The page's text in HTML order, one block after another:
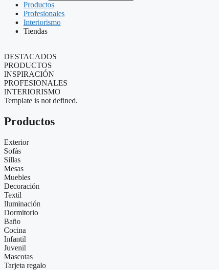
Productos
Profesionales
Interiorismo
Tiendas
DESTACADOS
PRODUCTOS
INSPIRACIÓN
PROFESIONALES
INTERIORISMO
Template is not defined.
Productos
Exterior
Sofás
Sillas
Mesas
Muebles
Decoración
Textil
Iluminación
Dormitorio
Baño
Cocina
Infantil
Juvenil
Mascotas
Tarjeta regalo